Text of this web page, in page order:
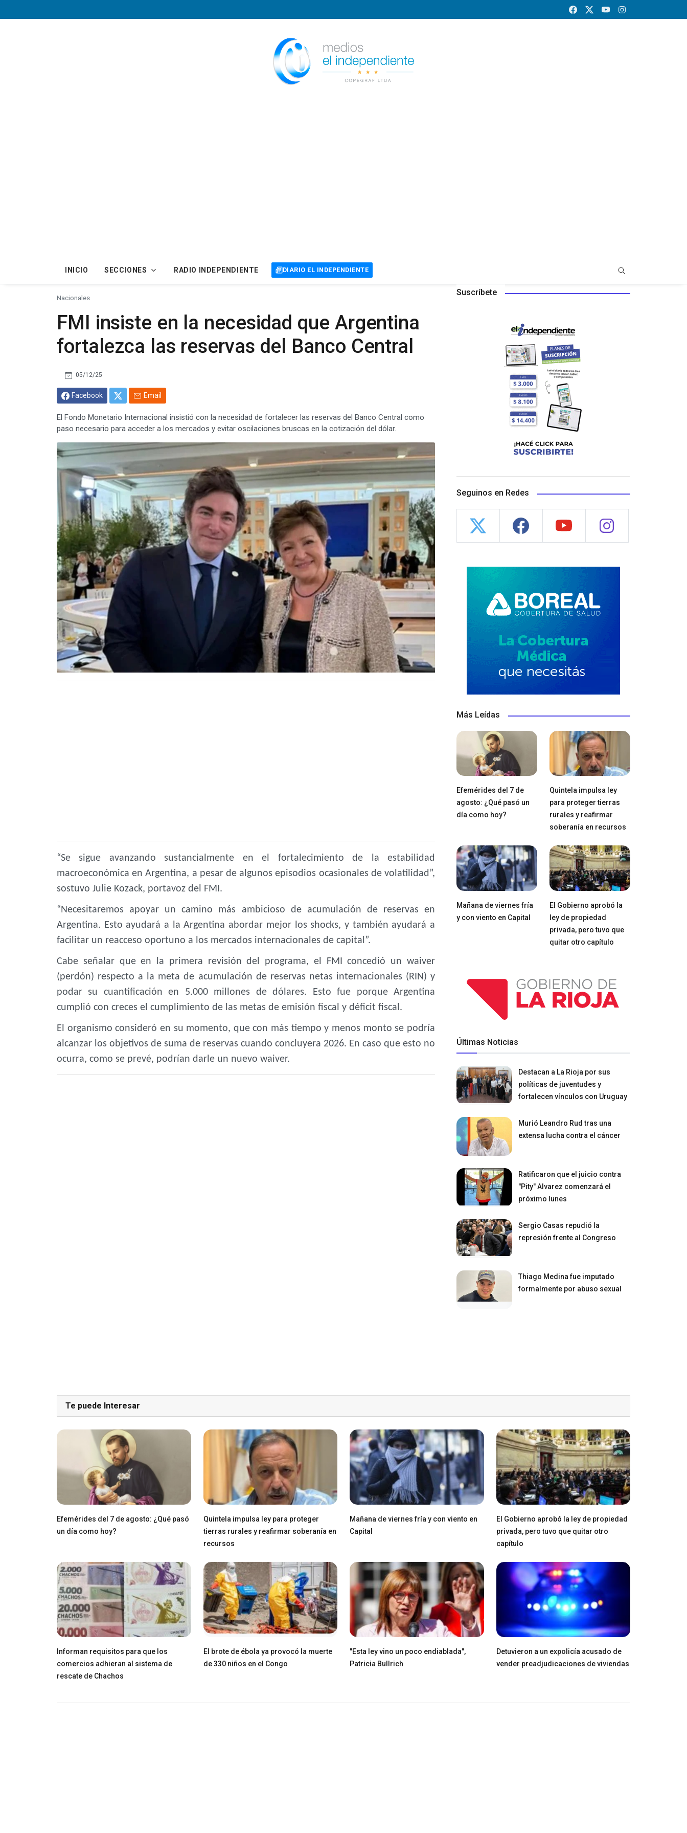
INICIO SECCIONES RADIO INDEPENDIENTE DIARIO EL INDEPENDIENTE
Nacionales
FMI insiste en la necesidad que Argentina
fortalezca las reservas del Banco Central
05/12/25
Facebook Email
El Fondo Monetario Internacional insistió con la necesidad de fortalecer las reservas del Banco Central como
paso necesario para acceder a los mercados y evitar oscilaciones bruscas en la cotización del dólar.
“Se sigue avanzando sustancialmente en el fortalecimiento de la estabilidad
macroeconómica en Argentina, a pesar de algunos episodios ocasionales de volatilidad”,
sostuvo Julie Kozack, portavoz del FMI.
“Necesitaremos apoyar un camino más ambicioso de acumulación de reservas en
Argentina. Esto ayudará a la Argentina abordar mejor los shocks, y también ayudará a
facilitar un reacceso oportuno a los mercados internacionales de capital”.
Cabe señalar que en la primera revisión del programa, el FMI concedió un waiver
(perdón) respecto a la meta de acumulación de reservas netas internacionales (RIN) y
podar su cuantificación en 5.000 millones de dólares. Esto fue porque Argentina
cumplió con creces el cumplimiento de las metas de emisión fiscal y déficit fiscal.
El organismo consideró en su momento, que con más tiempo y menos monto se podría
alcanzar los objetivos de suma de reservas cuando concluyera 2026. En caso que esto no
ocurra, como se prevé, podrían darle un nuevo waiver.
Suscríbete
Seguinos en Redes
Más Leídas
Efemérides del 7 de
agosto: ¿Qué pasó un
día como hoy?
Quintela impulsa ley
para proteger tierras
rurales y reafirmar
soberanía en recursos
Mañana de viernes fría
y con viento en Capital
El Gobierno aprobó la
ley de propiedad
privada, pero tuvo que
quitar otro capítulo
Últimas Noticias
Destacan a La Rioja por sus
políticas de juventudes y
fortalecen vínculos con Uruguay
Murió Leandro Rud tras una
extensa lucha contra el cáncer
Ratificaron que el juicio contra
"Pity" Alvarez comenzará el
próximo lunes
Sergio Casas repudió la
represión frente al Congreso
Thiago Medina fue imputado
formalmente por abuso sexual
Te puede Interesar
Efemérides del 7 de agosto: ¿Qué pasó
un día como hoy?
Quintela impulsa ley para proteger
tierras rurales y reafirmar soberanía en
recursos
Mañana de viernes fría y con viento en
Capital
El Gobierno aprobó la ley de propiedad
privada, pero tuvo que quitar otro
capítulo
Informan requisitos para que los
comercios adhieran al sistema de
rescate de Chachos
El brote de ébola ya provocó la muerte
de 330 niños en el Congo
"Esta ley vino un poco endiablada",
Patricia Bullrich
Detuvieron a un expolicía acusado de
vender preadjudicaciones de viviendas